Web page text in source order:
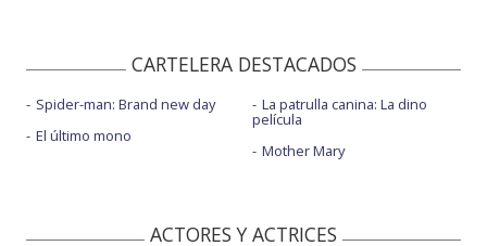
CARTELERA DESTACADOS
Spider-man: Brand new day
El último mono
La patrulla canina: La dino
película
Mother Mary
ACTORES Y ACTRICES